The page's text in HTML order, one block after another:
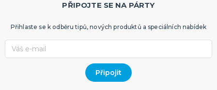
PŘIPOJTE SE NA PÁRTY
Přihlaste se k odběru tipů, nových produktů a speciálních nabídek